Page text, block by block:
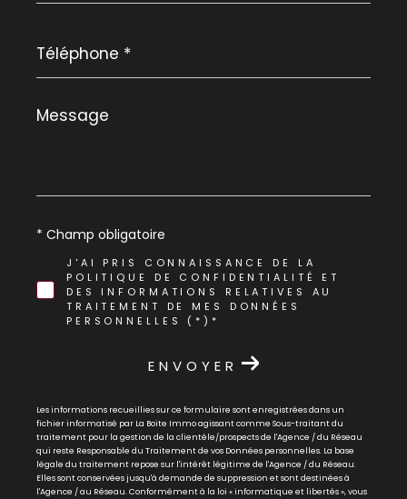
*
Message
*
J'AI PRIS CONNAISSANCE DE LA
POLITIQUE DE CONFIDENTIALITÉ ET
DES INFORMATIONS RELATIVES AU
TRAITEMENT DE MES DONNÉES
PERSONNELLES (*)*
* Champ obligatoire
ENVOYER
Les informations recueillies sur ce formulaire sont enregistrées dans un
fichier informatisé par La Boite Immo agissant comme Sous-traitant du
traitement pour la gestion de la clientèle/prospects de l'Agence / du Réseau
qui reste Responsable du Traitement de vos Données personnelles. La base
légale du traitement repose sur l'intérêt légitime de l'Agence / du Réseau.
Elles sont conservées jusqu'à demande de suppression et sont destinées à
l'Agence / au Réseau. Conformément à la loi « informatique et libertés », vous